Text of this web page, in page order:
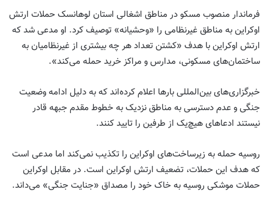
فرماندار منصوب مسکو در مناطق اشغالی استان لوهانسک حملات ارتش
اوکراین به مناطق غیرنظامی را «وحشیانه» توصیف کرد. او مدعی شد که
ارتش اوکراین با هدف «کشتن تعداد هر چه بیشتری از غیرنظامیان به
ساختمان‌های مسکونی، مدارس و مراکز خرید حمله می‌کند».
خبرگزاری‌های بین‌المللی بارها اعلام کرده‌اند که به دلیل ادامه وضعیت
جنگی و عدم دسترسی به مناطق نزدیک به خطوط مقدم جبهه قادر
نیستند ادعاهای هیچ‌یک از طرفین را تایید کنند.
روسیه حمله به زیرساخت‌های اوکراین را تکذیب نمی‌کند اما مدعی است
که هدف این حملات، تضعیف ارتش اوکراین است. در مقابل اوکراین
حملات موشکی روسیه به خاک خود را مصداق «جنایت جنگی» می‌داند.